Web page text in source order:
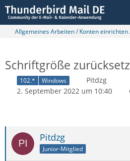
Allgemeines Arbeiten / Konten
Schriftgröße
102.* Windows
Pitdzg
2. September 2022 um 10:40
Pitdzg
Junior-Mitglied